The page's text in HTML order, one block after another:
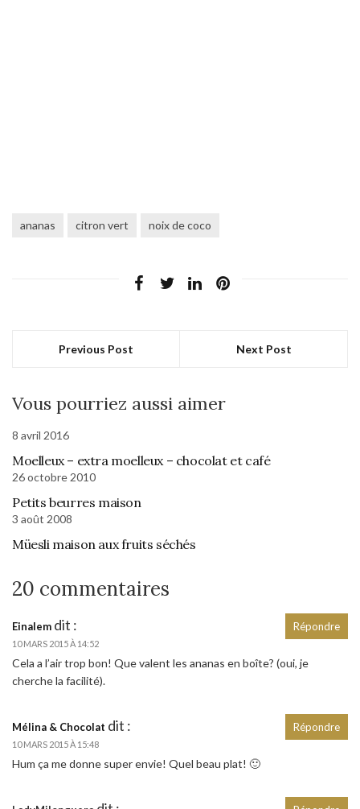
ananas citron vert noix de coco
Previous Post Next Post
Vous pourriez aussi aimer
8 avril 2016
Moelleux – extra moelleux – chocolat et café
26 octobre 2010
Petits beurres maison
3 août 2008
Müesli maison aux fruits séchés
20 commentaires
Einalem dit :
10 MARS 2015 À 14:52
Cela a l’air trop bon! Que valent les ananas en boîte? (oui, je
cherche la facilité).
Répondre
Mélina & Chocolat dit :
10 MARS 2015 À 15:48
Hum ça me donne super envie! Quel beau plat! 🙂
Répondre